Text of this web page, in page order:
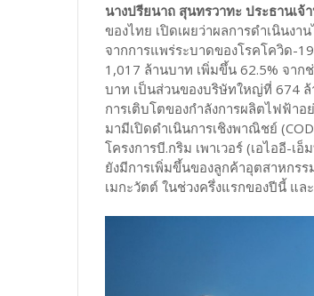
นางปรียนาถ สุนทรวาทะ ประธานเจ้
ของไทย เปิดเผยว่าผลการดำเนินง
จากการแพร่ระบาดของโรคโควิด-
1,017 ล้านบาท เพิ่มขึ้น 62.5% จา
บาท เป็นส่วนของบริษัทใหญ่ที่ 674
การเติบโตของกำลังการผลิตไฟฟ้า
มามีเปิดดำเนินการเชิงพาณิชย์
โครงการบี.กริม เพาเวอร์ (เอไออี-เ
ยังมีการเพิ่มขึ้นของลูกค้าอุตสาหกร
เมกะวัตต์ ในช่วงครึ่งแรกของปีนี้ แ